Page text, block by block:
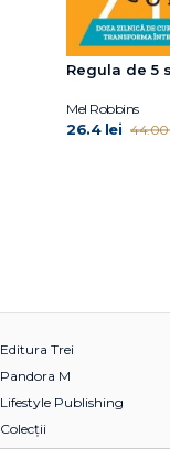
Regula de 5
Mel Robbins
26.4 lei 44.00
Editura Trei
Pandora M
Lifestyle Publishing
Colecții